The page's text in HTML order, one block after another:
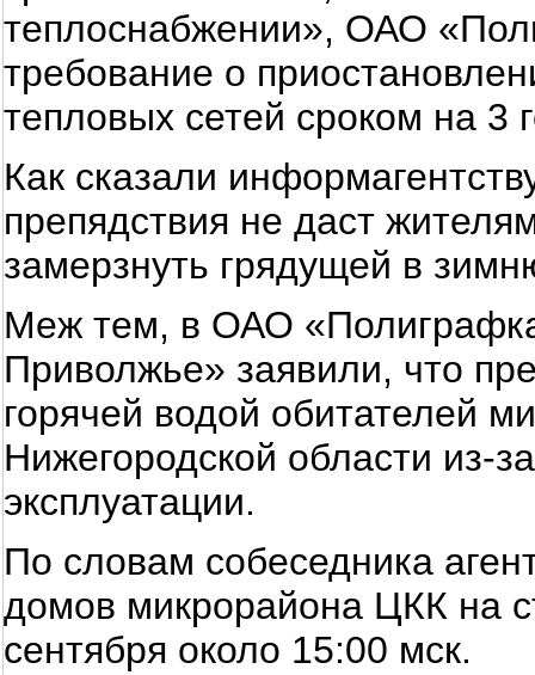
теплоснабжении», ОАО
требование о
тепловых сетей сроком на 3
Как сказали
препядствия не даст
замерзнуть грядущей в
Меж тем, в ОАО
Приволжье» заявили, что
горячей водой обитателей
Нижегородской области из-
эксплуатации.
По словам собеседника
домов микрорайона ЦКК на
сентября около 15:00 мск.